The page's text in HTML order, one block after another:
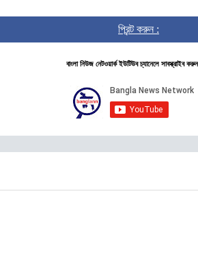
প্রিন্ট করুন :
বাংলা নিউজ নেটওয়ার্ক ইউটিউব চ্যানেলে সাবস্ক্রাইব করুন